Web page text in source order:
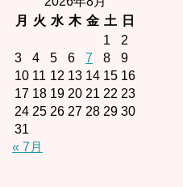
月
火 水 木 金 土
日
1
2
3
4 5 6 7 8
9
10 11 12 13 14 15 16
17 18 19 20 21 22 23
24 25 26 27 28 29 30
31
« 7月